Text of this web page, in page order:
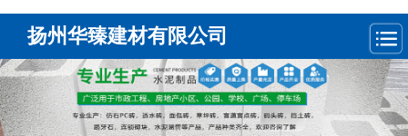
扬州华臻建材有限公司